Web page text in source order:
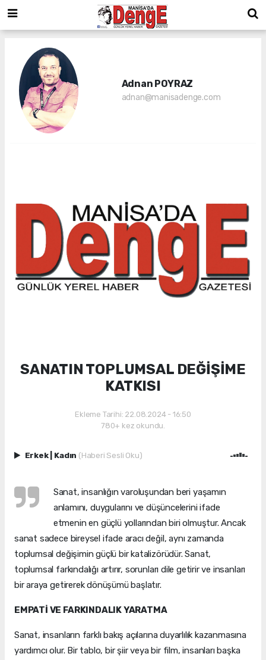
Adnan POYRAZ
adnan@manisadenge.com
SANATIN TOPLUMSAL DEĞİŞİME
KATKISI
Ekleme Tarihi: 22.08.2024 - 16:50
780+ kez okundu.
Erkek Kadın (Haberi Sesli Oku)
Sanat, insanlığın varoluşundan beri yaşamın
anlamını, duygularını ve düşüncelerini ifade
etmenin en güçlü yollarından biri olmuştur. Ancak
sanat sadece bireysel ifade aracı değil, aynı zamanda
toplumsal değişimin güçlü bir katalizörüdür. Sanat,
toplumsal farkındalığı artırır, sorunları dile getirir ve insanları
bir araya getirerek dönüşümü başlatır.
EMPATİ VE FARKINDALIK YARATMA
Sanat, insanların farklı bakış açılarına duyarlılık kazanmasına
yardımcı olur. Bir tablo, bir şiir veya bir film, insanları başka